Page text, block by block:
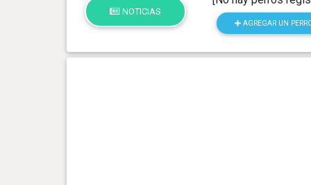
NOTICIAS
AGREGAR UN